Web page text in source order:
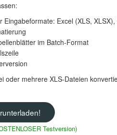
Eingabeformate: Excel (XLS,
im Batch-Format
oder mehrere XLS-Dateien
Testversion)